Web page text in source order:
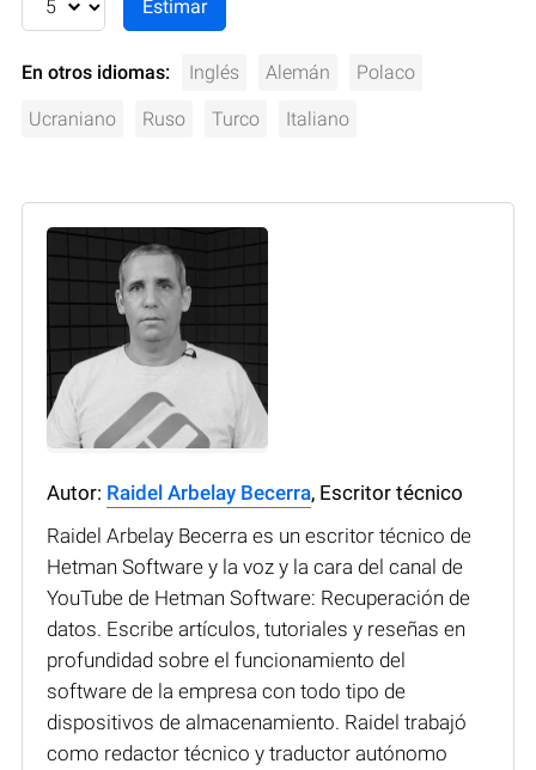
En otros idiomas: Inglés Alemán Polaco
Ucraniano Ruso Turco Italiano
Autor: Raidel Arbelay Becerra, Escritor técnico
Raidel Arbelay Becerra es un escritor técnico de
Hetman Software y la voz y la cara del canal de
YouTube de Hetman Software: Recuperación de
datos. Escribe artículos, tutoriales y reseñas en
profundidad sobre el funcionamiento del
software de la empresa con todo tipo de
dispositivos de almacenamiento. Raidel trabajó
como redactor técnico y traductor autónomo